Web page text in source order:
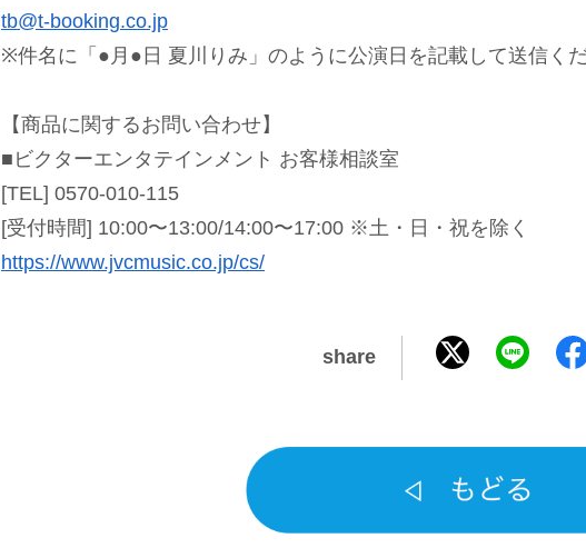
tb@t-booking.co.jp
※件名に「●⽉●⽇ 夏川りみ」のように公演日を記載して送信く
【商品に関するお問い合わせ】
■ビクターエンタテインメント お客様相談室
[TEL] 0570-010-115
[受付時間] 10:00〜13:00/14:00〜17:00 ※⼟・⽇・祝を除く
https://www.jvcmusic.co.jp/cs/
share